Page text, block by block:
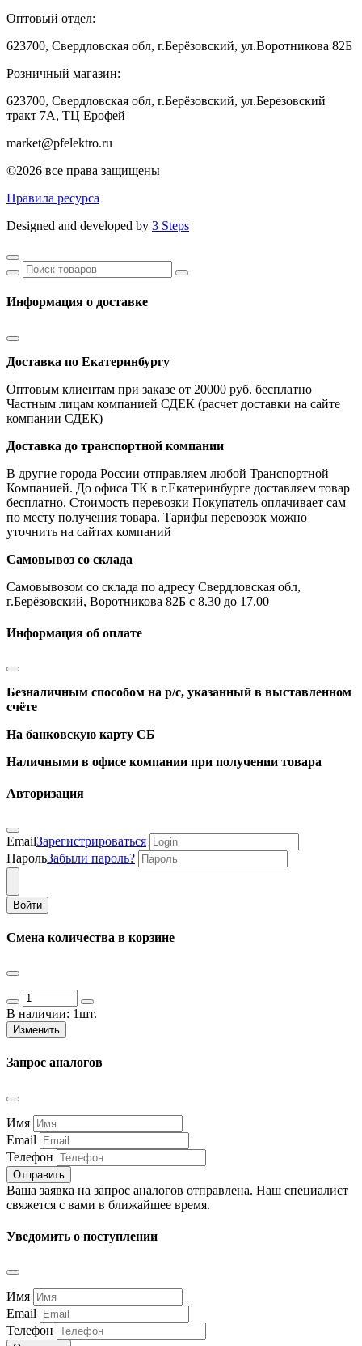
Оптовый отдел:
623700, Свердловская обл, г.Берёзовский, ул.Воротникова 82Б
Розничный магазин:
623700, Свердловская обл, г.Берёзовский, ул.Березовский
тракт 7А, ТЦ Ерофей
market@pfelektro.ru
©2026 все права защищены
Правила ресурса
Designed and developed by 3 Steps
Информация о доставке
Доставка по Екатеринбургу
Оптовым клиентам при заказе от 20000 руб. бесплатно
Частным лицам компанией СДЕК (расчет доставки на сайте
компании СДЕК)
Доставка до транспортной компании
В другие города России отправляем любой Транспортной
Компанией. До офиса ТК в г.Екатеринбурге доставляем товар
бесплатно. Стоимость перевозки Покупатель оплачивает сам
по месту получения товара. Тарифы перевозок можно
уточнить на сайтах компаний
Самовывоз со склада
Самовывозом со склада по адресу Свердловская обл,
г.Берёзовский, Воротникова 82Б с 8.30 до 17.00
Информация об оплате
Безналичным способом на р/с, указанный в выставленном
счёте
На банковскую карту СБ
Наличными в офисе компании при получении товара
Авторизация
EmailЗарегистрироваться
ПарольЗабыли пароль?
Войти
Смена количества в корзине
В наличии: 1шт.
Изменить
Запрос аналогов
Имя
Email
Телефон
Отправить
Ваша заявка на запрос аналогов отправлена. Наш специалист
свяжется с вами в ближайшее время.
Уведомить о поступлении
Имя
Email
Телефон